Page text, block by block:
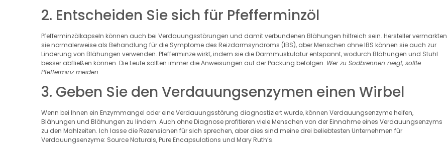
2. Entscheiden Sie sich für Pfefferminzöl
Pfefferminzölkapseln können auch bei Verdauungsstörungen und damit verbundenen Blähungen hilfreich sein. Hersteller vermarkten
sie normalerweise als Behandlung für die Symptome des Reizdarmsyndroms (IBS), aber Menschen ohne IBS können sie auch zur
Linderung von Blähungen verwenden. Pfefferminze wirkt, indem sie die Darmmuskulatur entspannt, wodurch Blähungen und Stuhl
besser abfließen können. Die Leute sollten immer die Anweisungen auf der Packung befolgen. Wer zu Sodbrennen neigt, sollte
Pfefferminz meiden.
3. Geben Sie den Verdauungsenzymen einen Wirbel
Wenn bei Ihnen ein Enzymmangel oder eine Verdauungsstörung diagnostiziert wurde, können Verdauungsenzyme helfen,
Blähungen und Blähungen zu lindern. Auch ohne Diagnose profitieren viele Menschen von der Einnahme eines Verdauungsenzyms
zu den Mahlzeiten. Ich lasse die Rezensionen für sich sprechen, aber dies sind meine drei beliebtesten Unternehmen für
Verdauungsenzyme: Source Naturals, Pure Encapsulations und Mary Ruth’s.